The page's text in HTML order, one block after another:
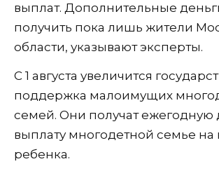
выплат. Дополнительные
получить пока лишь жители
области, указывают эксперты.
С 1 августа увеличится
поддержка малоимущих
семей. Они получат
выплату многодетной семье на
ребенка.